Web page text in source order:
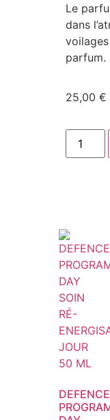
Le
dans
parfum.
25,00 €
DEFENCE